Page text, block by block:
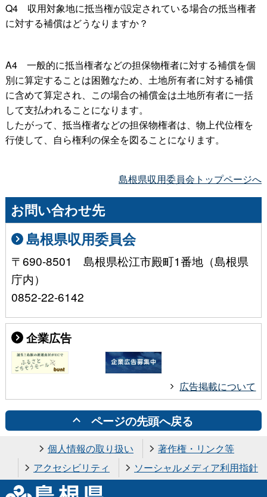
Q4 収用対象地に抵当権が設定されている場合の抵当権者
に対する補償はどうなりますか？
A4 一般的に抵当権者などの担保物権者に対する補償を個
別に算定することは困難なため、土地所有者に対する補償
に含めて算定され、この場合の補償金は土地所有者に一括
して支払われることになります。
したがって、抵当権者などの担保物権者は、物上代位権を
行使して、自ら権利の保全を図ることになります。
島根県収用委員会トップページへ
お問い合わせ先
島根県収用委員会
〒690-8501 島根県松江市殿町1番地（島根県
庁内）
0852-22-6142
企業広告
広告掲載について
ページの先頭へ戻る
個人情報の取り扱い
著作権・リンク等
アクセシビリティ
ソーシャルメディア利用指針